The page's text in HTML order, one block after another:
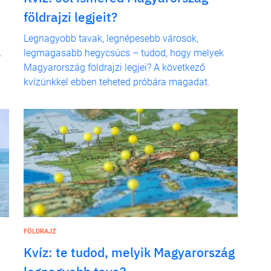
földrajzi legjeit?
Legnagyobb tavak, legnépesebb városok,
legmagasabb hegycsúcs – tudod, hogy melyek
Magyarország földrajzi legjei? A következő
kvízünkkel ebben teheted próbára magadat.
FÖLDRAJZ
Kvíz: te tudod, melyik Magyarország